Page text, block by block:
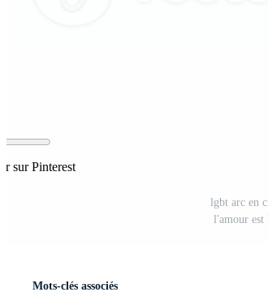
sur Pinterest
lgbt arc en
l'amour est
Mots-clés associés